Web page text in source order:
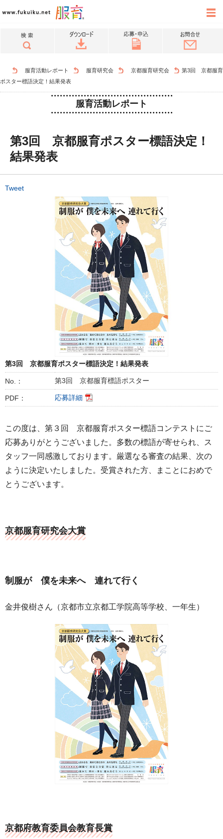
服育活動レポート 服育研究会 京都服育研究会
第3回 京都服育
ポスター標語決定！結果発表
服育活動レポート
第3回 京都服育ポスター標語決定！
結果発表
Tweet
第3回 京都服育ポスター標語決定！結果発表
No.： 第3回 京都服育標語ポスター
PDF： 応募詳細
この度は、第３回 京都服育ポスター標語コンテストにご
応募ありがとうございました。多数の標語が寄せられ、ス
タッフ一同感激しております。厳選なる審査の結果、次の
ように決定いたしました。受賞された方、まことにおめで
とうございます。
京都服育研究会大賞
制服が 僕を未来へ 連れて行く
金井俊樹さん（京都市立京都工学院高等学校、一年生）
京都府教育委員会教育長賞